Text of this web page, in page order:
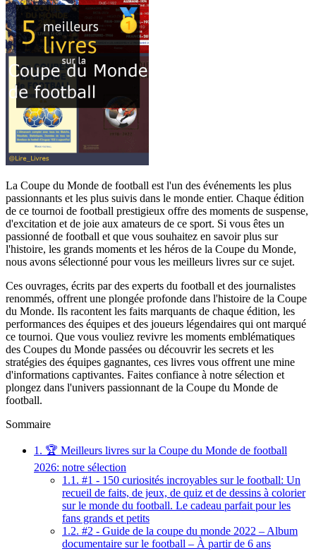
La Coupe du Monde de football est l'un des événements les plus
passionnants et les plus suivis dans le monde entier. Chaque édition
de ce tournoi de football prestigieux offre des moments de suspense,
d'excitation et de joie aux amateurs de ce sport. Si vous êtes un
passionné de football et que vous souhaitez en savoir plus sur
l'histoire, les grands moments et les héros de la Coupe du Monde,
nous avons sélectionné pour vous les meilleurs livres sur ce sujet.
Ces ouvrages, écrits par des experts du football et des journalistes
renommés, offrent une plongée profonde dans l'histoire de la Coupe
du Monde. Ils racontent les faits marquants de chaque édition, les
performances des équipes et des joueurs légendaires qui ont marqué
ce tournoi. Que vous vouliez revivre les moments emblématiques
des Coupes du Monde passées ou découvrir les secrets et les
stratégies des équipes gagnantes, ces livres vous offrent une mine
d'informations captivantes. Faites confiance à notre sélection et
plongez dans l'univers passionnant de la Coupe du Monde de
football.
Sommaire
1. 🏆 Meilleurs livres sur la Coupe du Monde de football
2026: notre sélection
1.1. #1 - 150 curiosités incroyables sur le football: Un
recueil de faits, de jeux, de quiz et de dessins à colorier
sur le monde du football. Le cadeau parfait pour les
fans grands et petits
1.2. #2 - Guide de la coupe du monde 2022 – Album
documentaire sur le football – À partir de 6 ans